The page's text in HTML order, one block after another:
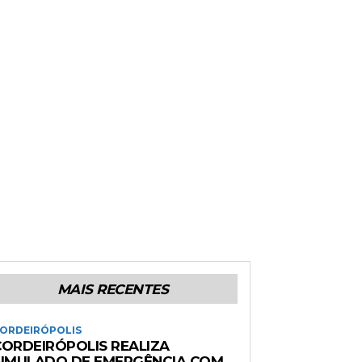
MAIS RECENTES
REALIZA